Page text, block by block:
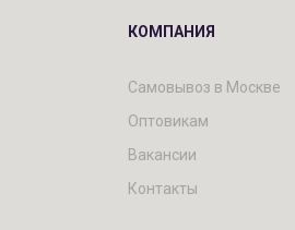
КОМПАНИЯ
Самовывоз в Москве
Оптовикам
Вакансии
Контакты